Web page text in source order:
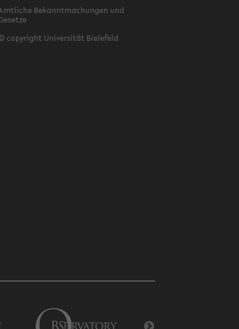
Bekanntmachungen und
copyright Universität Bielefeld